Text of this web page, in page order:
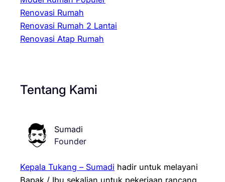
Renovasi Rumah
Renovasi Rumah 2 Lantai
Renovasi Atap Rumah
Tentang Kami
Sumadi
Founder
Kepala Tukang – Sumadi hadir untuk melayani
Bapak / Ibu sekalian untuk pekerjaan rancang